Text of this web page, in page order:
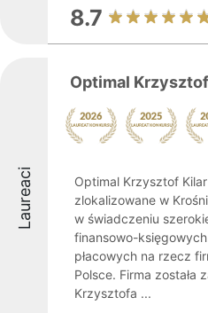
8.7
Laureaci
Optimal
Optimal Krzysztof
zlokalizowane w
w świadczeniu
finansowo-
płacowych na rzecz
Polsce. Firma została
Krzysztofa ...